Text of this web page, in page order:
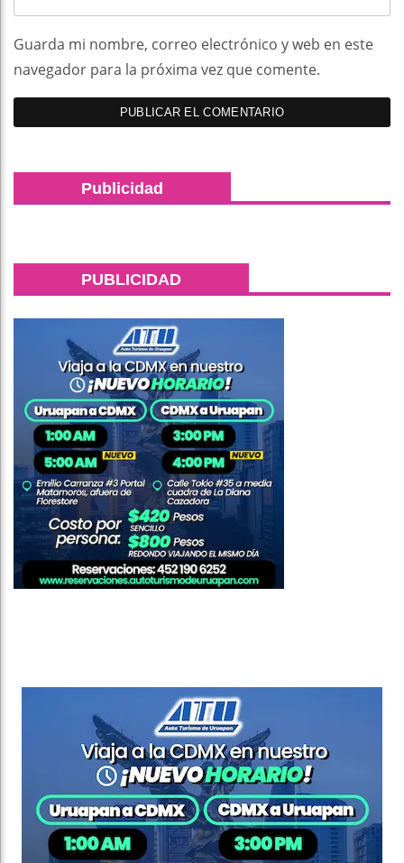
Guarda mi nombre, correo electrónico y web en este
navegador para la próxima vez que comente.
Publicidad
PUBLICIDAD